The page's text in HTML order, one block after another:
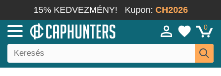
15% KEDVEZMÉNY! Kupon: CH2026
0